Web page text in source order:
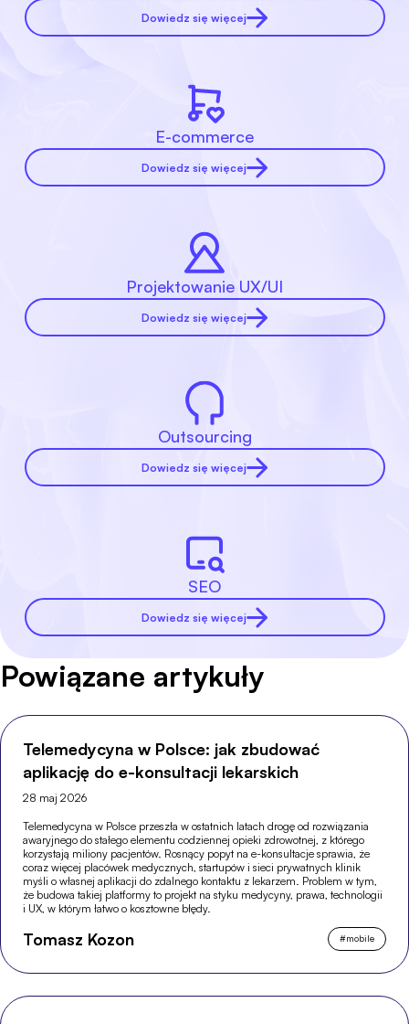
Dowiedz się więcej
E-commerce
Dowiedz się więcej
Projektowanie UX/UI
Dowiedz się więcej
Outsourcing
Dowiedz się więcej
SEO
Dowiedz się więcej
Powiązane artykuły
Telemedycyna w Polsce: jak zbudować
aplikację do e-konsultacji lekarskich
28 maj 2026
Telemedycyna w Polsce przeszła w ostatnich latach drogę od rozwiązania
awaryjnego do stałego elementu codziennej opieki zdrowotnej, z którego
korzystają miliony pacjentów. Rosnący popyt na e-konsultacje sprawia, że
coraz więcej placówek medycznych, startupów i sieci prywatnych klinik
myśli o własnej aplikacji do zdalnego kontaktu z lekarzem. Problem w tym,
że budowa takiej platformy to projekt na styku medycyny, prawa, technologii
i UX, w którym łatwo o kosztowne błędy.
Tomasz Kozon #mobile